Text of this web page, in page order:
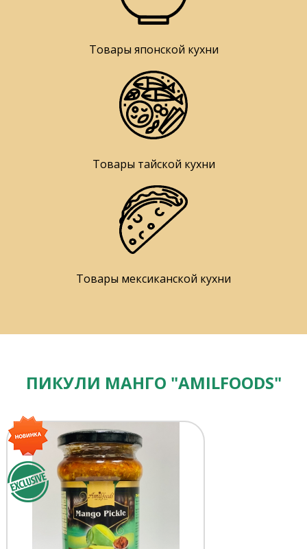
Товары японской кухни
Товары тайской кухни
Товары мексиканской кухни
ПИКУЛИ МАНГО "AMILFOODS"